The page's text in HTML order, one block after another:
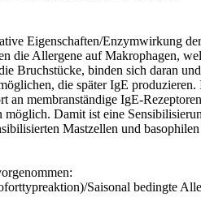
Eigenschaften/Enzymwirkung
die Allergene aufMakrophagen,
Bruchstücke, binden sich daran
die späterIgE produzieren.
an membranständige IgE-Rezeptoren
möglich. Damit ist eine
Mastzellen und basophilen
Saisonal bedingte